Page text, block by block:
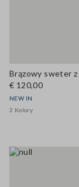
€ 120,00
NEW IN
2 Kolory